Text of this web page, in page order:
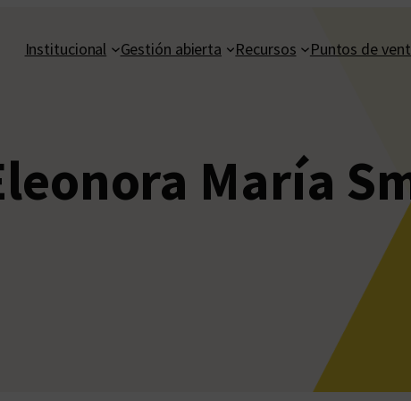
Institucional Gestión abierta Recursos Puntos de
María